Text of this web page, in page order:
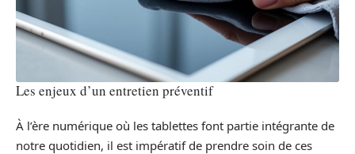
Les enjeux d’un entretien préventif
À l’ère numérique où les tablettes font partie intégrante de
notre quotidien, il est impératif de prendre soin de ces